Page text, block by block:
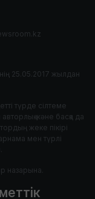
25.05.2017 жылдан
түрде сілтеме
және басқа да
жеке пікірі
мен түрлі
назарына.